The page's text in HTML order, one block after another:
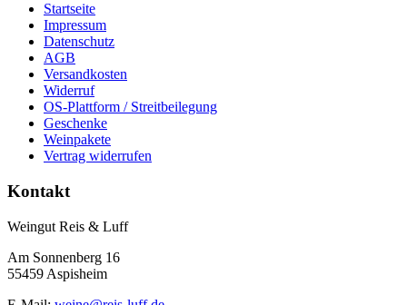
Startseite
Impressum
Datenschutz
AGB
Versandkosten
Widerruf
OS-Plattform / Streitbeilegung
Geschenke
Weinpakete
Vertrag widerrufen
Kontakt
Weingut Reis & Luff
Am Sonnenberg 16
55459 Aspisheim